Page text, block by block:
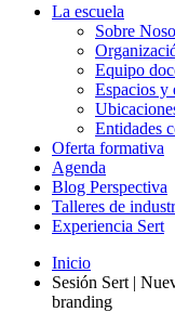
La escuela
Sobre
Equipo
Espacios y
Entidades
Oferta formativa
Agenda
Blog Perspectiva
Talleres de
Experiencia Sert
Inicio
Sesión Sert |
branding